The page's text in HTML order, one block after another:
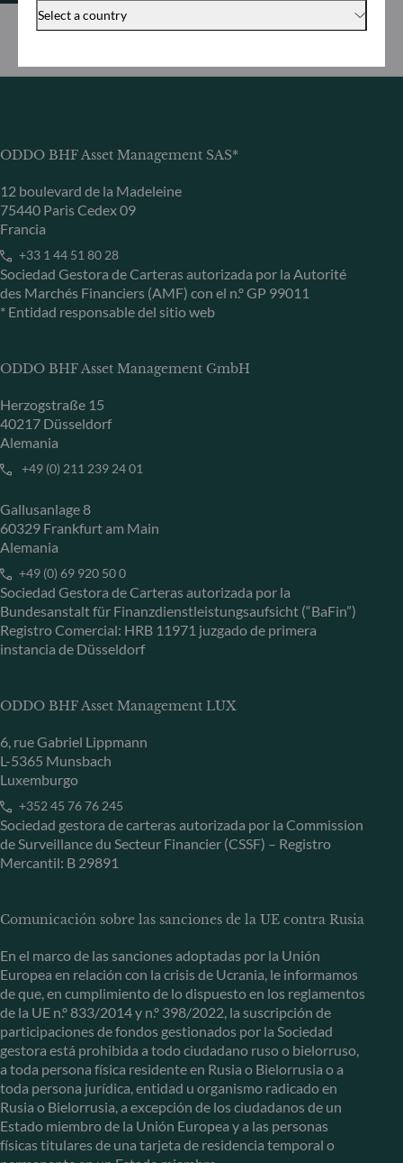
Select a country
ODDO BHF Asset Management SAS*
12 boulevard de la Madeleine
75440 Paris Cedex 09
Francia
+33 1 44 51 80 28
Sociedad Gestora de Carteras autorizada por la Autorité
des Marchés Financiers (AMF) con el n.º GP 99011
* Entidad responsable del sitio web
ODDO BHF Asset Management GmbH
Herzogstraße 15
40217 Düsseldorf
Alemania
+49 (0) 211 239 24 01
Gallusanlage 8
60329 Frankfurt am Main
Alemania
+49 (0) 69 920 50 0
Sociedad Gestora de Carteras autorizada por la
Bundesanstalt für Finanzdienstleistungsaufsicht (“BaFin”)
Registro Comercial: HRB 11971 juzgado de primera
instancia de Düsseldorf
ODDO BHF Asset Management LUX
6, rue Gabriel Lippmann
L-5365 Munsbach
Luxemburgo
+352 45 76 76 245
Sociedad gestora de carteras autorizada por la Commission
de Surveillance du Secteur Financier (CSSF) – Registro
Mercantil: B 29891
Comunicación sobre las sanciones de la UE contra Rusia
En el marco de las sanciones adoptadas por la Unión
Europea en relación con la crisis de Ucrania, le informamos
de que, en cumplimiento de lo dispuesto en los reglamentos
de la UE n.º 833/2014 y n.º 398/2022, la suscripción de
participaciones de fondos gestionados por la Sociedad
gestora está prohibida a todo ciudadano ruso o bielorruso,
a toda persona física residente en Rusia o Bielorrusia o a
toda persona jurídica, entidad u organismo radicado en
Rusia o Bielorrusia, a excepción de los ciudadanos de un
Estado miembro de la Unión Europea y a las personas
físicas titulares de una tarjeta de residencia temporal o